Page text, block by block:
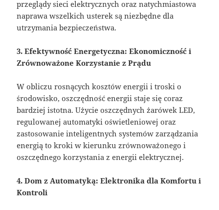
przeglądy sieci elektrycznych oraz natychmiastowa
naprawa wszelkich usterek są niezbędne dla
utrzymania bezpieczeństwa.
3. Efektywność Energetyczna: Ekonomiczność i
Zrównoważone Korzystanie z Prądu
W obliczu rosnących kosztów energii i troski o
środowisko, oszczędność energii staje się coraz
bardziej istotna. Użycie oszczędnych żarówek LED,
regulowanej automatyki oświetleniowej oraz
zastosowanie inteligentnych systemów zarządzania
energią to kroki w kierunku zrównoważonego i
oszczędnego korzystania z energii elektrycznej.
4. Dom z Automatyką: Elektronika dla Komfortu i
Kontroli